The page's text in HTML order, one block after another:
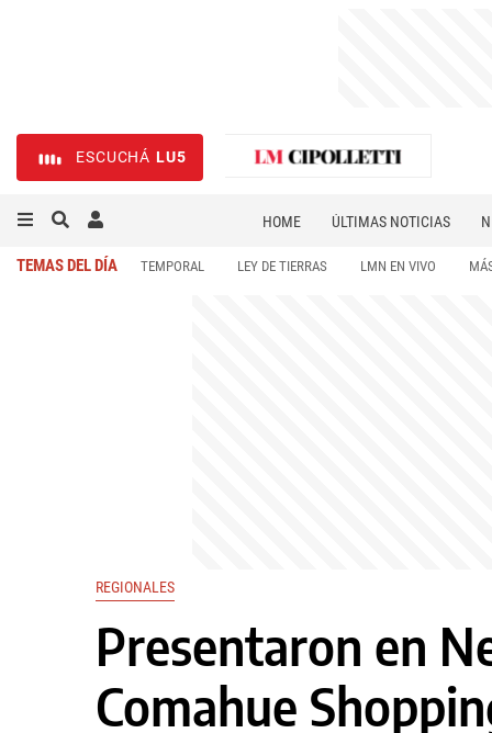
ESCUCHÁ LU5
HOME ÚLTIMAS NOTICIAS
TEMAS DEL DÍA TEMPORAL LEY DE TIERRAS LMN EN VIVO
REGIONALES
Presentaron en
Comahue